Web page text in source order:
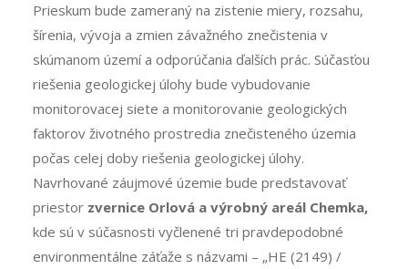
Prieskum bude zameraný na zistenie miery, rozsahu,
šírenia, vývoja a zmien závažného znečistenia v
skúmanom území a odporúčania ďalších prác. Súčasťou
riešenia geologickej úlohy bude vybudovanie
monitorovacej siete a monitorovanie geologických
faktorov životného prostredia znečisteného územia
počas celej doby riešenia geologickej úlohy.
Navrhované záujmové územie bude predstavovať
priestor zvernice Orlová a výrobný areál Chemka,
kde sú v súčasnosti vyčlenené tri pravdepodobné
environmentálne záťaže s názvami – „HE (2149) /